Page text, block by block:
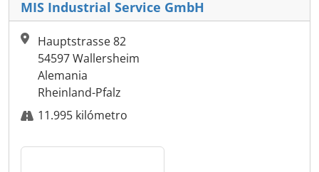
MIS Industrial Service GmbH
Hauptstrasse 82
54597 Wallersheim
Alemania
Rheinland-Pfalz
11.995 kilómetro